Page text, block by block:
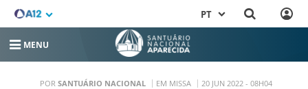
PT
MENU
POR SANTUÁRIO NACIONAL EM MISSA 20 JUN 2022 - 08H04